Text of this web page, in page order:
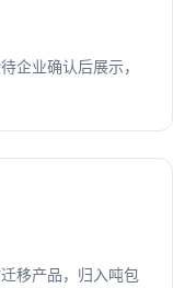
企业确认后展示，
移产品，归入吨包